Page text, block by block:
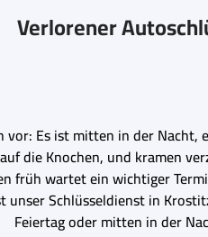
Verlorener
vor: Es ist mitten in der Nacht,
die Knochen, und kramen
früh wartet ein wichtiger
Schlüsseldienst in
Feiertag oder mitten in der